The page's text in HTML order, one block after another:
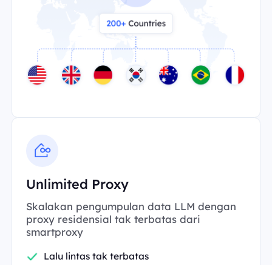
Unlimited Proxy
Skalakan pengumpulan data LLM dengan
proxy residensial tak terbatas dari
smartproxy
Lalu lintas tak terbatas